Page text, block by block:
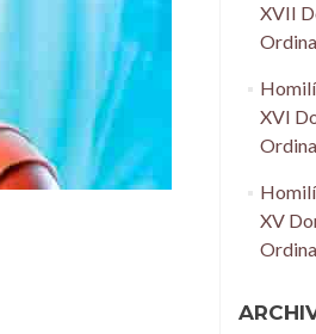
XVII
XVI
XV